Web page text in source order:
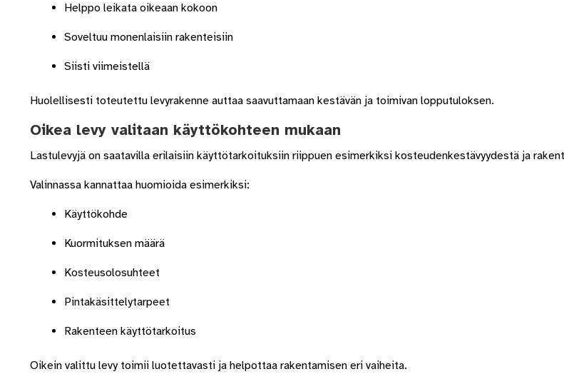
Helppo leikata oikeaan kokoon
Soveltuu monenlaisiin rakenteisiin
Siisti viimeistellä
Huolellisesti toteutettu levyrakenne auttaa saavuttamaan kestävän ja toimivan lopputuloksen.
Oikea levy valitaan käyttökohteen mukaan
Lastulevyjä on saatavilla erilaisiin käyttötarkoituksiin riippuen esimerkiksi kosteudenkestävyydestä ja
Valinnassa kannattaa huomioida esimerkiksi:
Käyttökohde
Kuormituksen määrä
Kosteusolosuhteet
Pintakäsittelytarpeet
Rakenteen käyttötarkoitus
Oikein valittu levy toimii luotettavasti ja helpottaa rakentamisen eri vaiheita.